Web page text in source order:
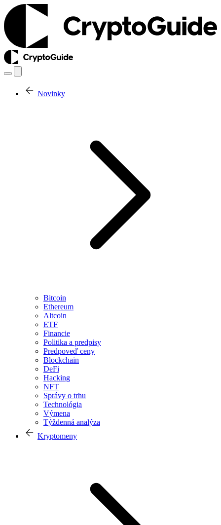
Novinky
Bitcoin
Ethereum
Altcoin
ETF
Financie
Politika a predpisy
Predpoveď ceny
Blockchain
DeFi
Hacking
NFT
Správy o trhu
Technológia
Výmena
Týždenná analýza
Kryptomeny